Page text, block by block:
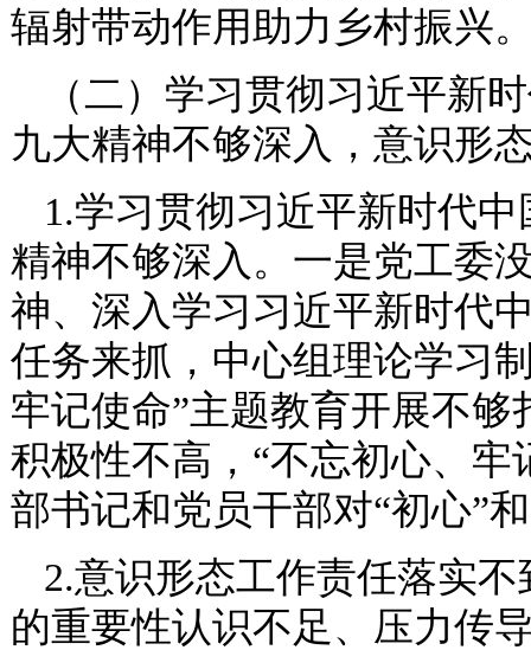
辐射带动作用助力乡村振兴
（二）学习贯彻习近平新
九大精神不够深入，意识形
1.学习贯彻习近平新时代
精神不够深入。一是党工委
神、深入学习习近平新时代
任务来抓，中心组理论学习
牢记使命”主题教育开展不
积极性不高，“不忘初心、
部书记和党员干部对“初心”
2.意识形态工作责任落实
的重要性认识不足、压力传